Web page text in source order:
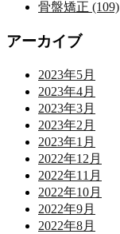
骨盤矯正 (109)
アーカイブ
2023年5月
2023年4月
2023年3月
2023年2月
2023年1月
2022年12月
2022年11月
2022年10月
2022年9月
2022年8月